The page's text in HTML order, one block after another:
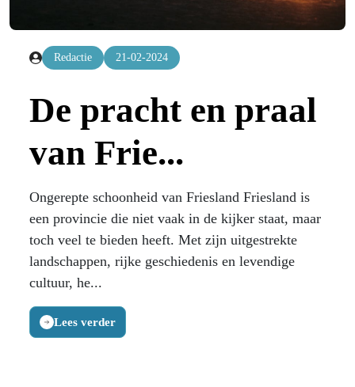
Redactie 21-02-2024
De pracht en praal
van Frie...
Ongerepte schoonheid van Friesland Friesland is
een provincie die niet vaak in de kijker staat, maar
toch veel te bieden heeft. Met zijn uitgestrekte
landschappen, rijke geschiedenis en levendige
cultuur, he...
Lees verder